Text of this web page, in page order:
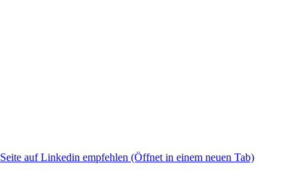
Seite auf Linkedin empfehlen (Öffnet in einem neuen Tab)